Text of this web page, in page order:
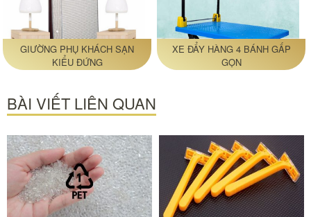
GIƯỜNG PHỤ KHÁCH SẠN
KIỂU ĐỨNG
XE ĐẨY HÀNG 4 BÁNH GẤP
GỌN
BÀI VIẾT LIÊN QUAN